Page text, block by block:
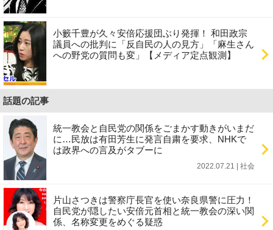
小籔千豊が久々安倍応援団ぶり発揮！ 和田政宗
議員への批判に「反自民の人の見方」「麻生さん
への野党の質問も変」【メディア定点観測】
話題の記事
統一教会と自民党の関係をごまかす動きがいまだ
に…民放は有田芳生に発言自粛を要求、NHKで
は政界への言及がタブーに
2022.07.21 | 社会
片山さつきは警察庁長官を使い奈良県警に圧力！
自民党が隠したい安倍元首相と統一教会の深い関
係、名称変更をめぐる疑惑